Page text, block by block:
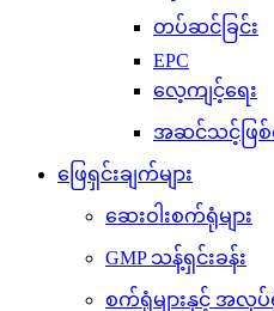
တပ်ဆင်ခြင်း
EPC
လေ့ကျင့်ရေး
အဆင်သင့်ဖြစ်
ဖြေရှင်းချက်များ
ဆေးဝါးစက်ရုံများ
GMP သန့်ရှင်းခန်း
စက်ရုံများနှင့် အလုပ်ရုံ